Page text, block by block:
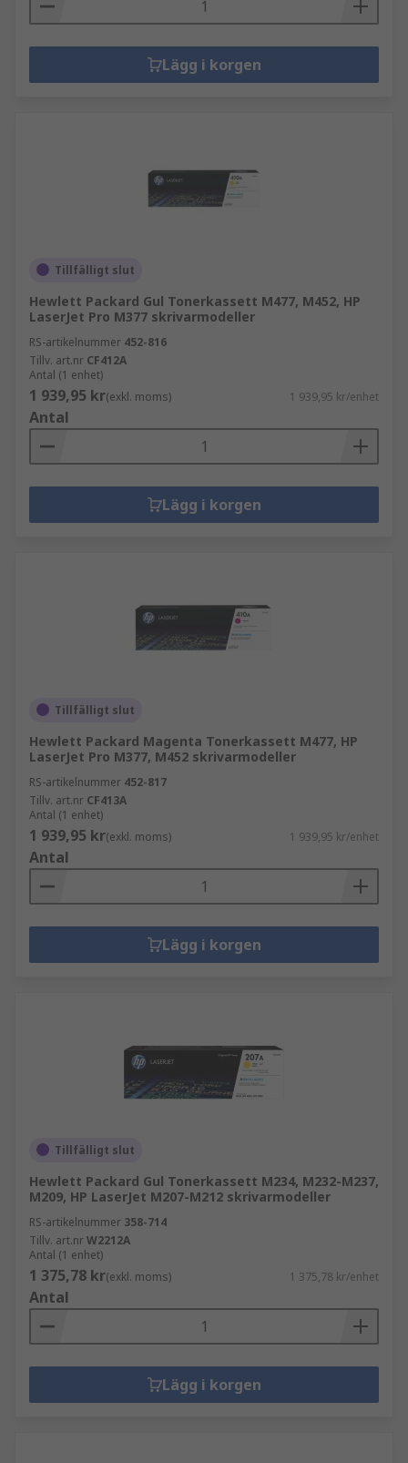
Lägg i korgen
Tillfälligt slut
Hewlett Packard Gul Tonerkassett M477, M452, HP
LaserJet Pro M377 skrivarmodeller
RS-artikelnummer 452-816
Tillv. art.nr CF412A
Antal (1 enhet)
1 939,95 kr(exkl. moms) 1 939,95 kr/enhet
Antal
Lägg i korgen
Tillfälligt slut
Hewlett Packard Magenta Tonerkassett M477, HP
LaserJet Pro M377, M452 skrivarmodeller
RS-artikelnummer 452-817
Tillv. art.nr CF413A
Antal (1 enhet)
1 939,95 kr(exkl. moms) 1 939,95 kr/enhet
Antal
Lägg i korgen
Tillfälligt slut
Hewlett Packard Gul Tonerkassett M234, M232-M237,
M209, HP LaserJet M207-M212 skrivarmodeller
RS-artikelnummer 358-714
Tillv. art.nrW2212A
Antal (1 enhet)
1 375,78 kr(exkl. moms) 1 375,78 kr/enhet
Antal
Lägg i korgen